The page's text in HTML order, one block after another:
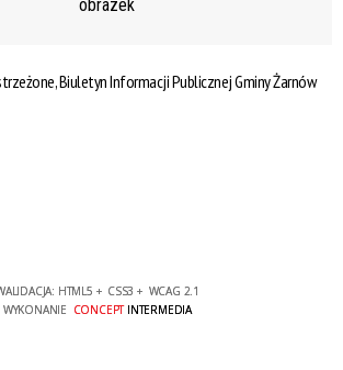
Biuletyn Informacji Publicznej Gminy Żarnów
HTML5 + CSS3 + WCAG 2.1
WYKONANIE CONCEPTINTERMEDIA